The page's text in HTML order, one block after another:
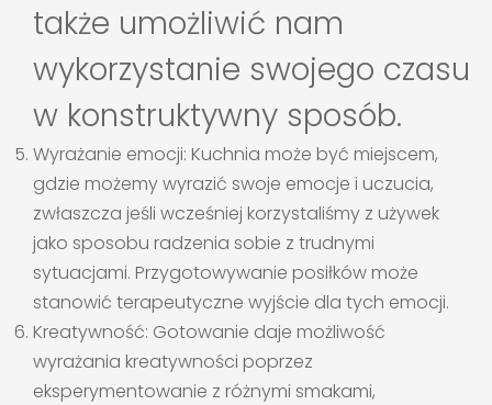
także umożliwić nam
wykorzystanie swojego czasu
w konstruktywny sposób.
Wyrażanie emocji: Kuchnia może być miejscem,
gdzie możemy wyrazić swoje emocje i uczucia,
zwłaszcza jeśli wcześniej korzystaliśmy z używek
jako sposobu radzenia sobie z trudnymi
sytuacjami. Przygotowywanie posiłków może
stanowić terapeutyczne wyjście dla tych emocji.
Kreatywność: Gotowanie daje możliwość
wyrażania kreatywności poprzez
eksperymentowanie z różnymi smakami,